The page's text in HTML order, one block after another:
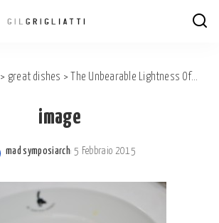
> great dishes > The Unbearable Lightness Of Being. A Gatto Nero ‘s Classic.
image
Posted
mad symposiarch 5 Febbraio 2015